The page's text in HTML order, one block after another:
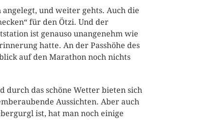
und weiter gehts. Auch die
für den Ötzi. Und der
ist genauso unangenehm wie
hatte. An der Passhöhe des
auf den Marathon noch nichts
durch das schöne Wetter bieten sich
Aussichten. Aber auch
ist, hat man noch einige